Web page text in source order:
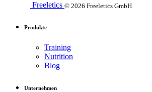
Freeletics © 2026 Freeletics GmbH
Produkte
Training
Nutrition
Blog
Unternehmen